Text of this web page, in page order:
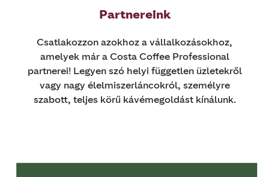
Partnereink
Csatlakozzon azokhoz a vállalkozásokhoz,
amelyek már a Costa Coffee Professional
partnerei! Legyen szó helyi független üzletekről
vagy nagy élelmiszerláncokról, személyre
szabott, teljes körű kávémegoldást kínálunk.